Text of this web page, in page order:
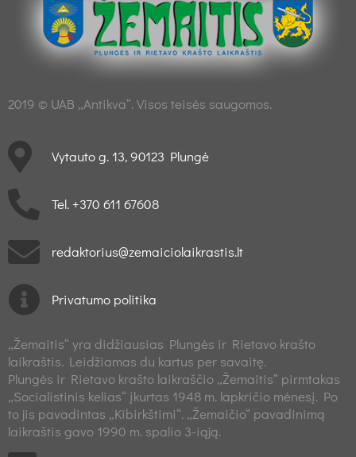
2019 © UAB „Antikva“. Visos teisės saugomos.
Vytauto g. 13, 90123 Plungė
Tel. +370 611 67608
redaktorius@zemaiciolaikrastis.lt
Privatumo politika
„Žemaitis“ yra didžiausias Plungės ir Rietavo krašto
laikraštis. Leidžiamas du kartus per savaitę.
Plungės ir Rietavo krašto laikraščio „Žemaitis“ pirmtakas
„Socialistinis kelias“ įkurtas 1948 m. lapkričio mėnesį. Po
to jis pavadintas „Kibirkštimi“. „Žemaičio“ pavadinimą
laikraštis gavo 1990 m. spalio 3-iąją.